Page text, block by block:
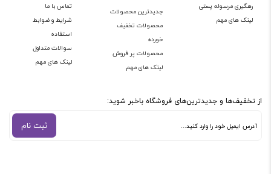
رهگیری مرسوله پستی
لینک های مهم
جدیدترین محصولات
محصولات تخفیف
خورده
محصولات پر فروش
لینک های مهم
تماس با ما
شرایط و ضوابط
استفاده
سوالات متداول
لینک های مهم
از تخفیف‌ها و جدیدترین‌های فروشگاه باخبر شوید:
ثبت نام